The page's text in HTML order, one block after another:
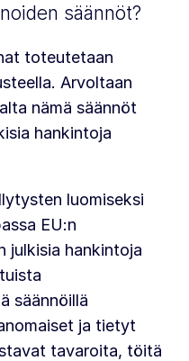
säännöt?
toteutetaan
Arvoltaan
nämä säännöt
hankintoja
luomiseksi
EU:n
julkisia hankintoja
säännöillä
ja tietyt
tavaroita, töitä